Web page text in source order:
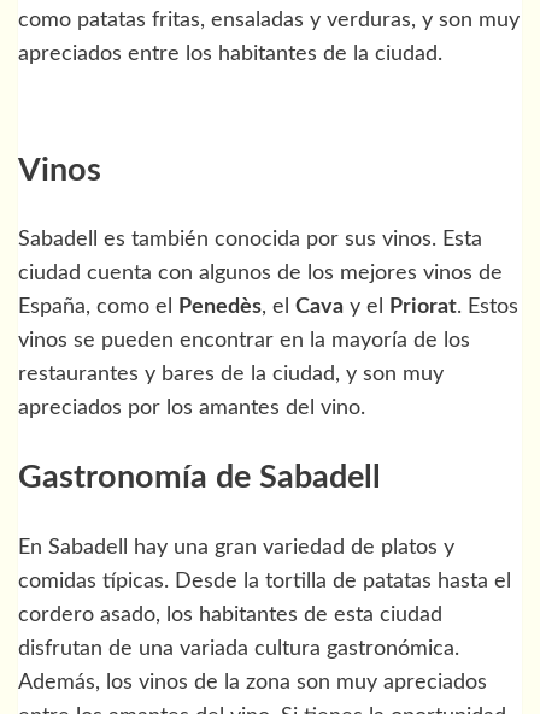
como patatas fritas, ensaladas y verduras, y son muy
apreciados entre los habitantes de la ciudad.
Vinos
Sabadell es también conocida por sus vinos. Esta
ciudad cuenta con algunos de los mejores vinos de
España, como el
Penedès, el Cava y el Priorat. Estos
vinos se pueden encontrar en la mayoría de los
restaurantes y bares de la ciudad, y son muy
apreciados por los amantes del vino.
Gastronomía de Sabadell
En Sabadell hay una gran variedad de platos y
comidas típicas. Desde la tortilla de patatas hasta el
cordero asado, los habitantes de esta ciudad
disfrutan de una variada cultura gastronómica.
Además, los vinos de la zona son muy apreciados